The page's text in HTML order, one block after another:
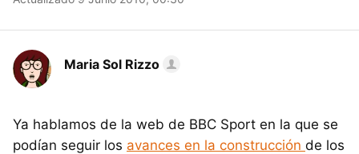
Maria Sol Rizzo
Ya hablamos de la web de BBC Sport en la que se
podían seguir los avances en la construcción de los